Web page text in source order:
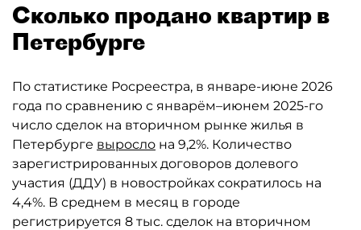
Сколько продано квартир в
Петербурге
По статистике Росреестра, в январе-июне 2026
года по сравнению с январём–июнем 2025-го
число сделок на вторичном рынке жилья в
Петербурге выросло на 9,2%. Количество
зарегистрированных договоров долевого
участия (ДДУ) в новостройках сократилось на
4,4%. В среднем в месяц в городе
регистрируется 8 тыс. сделок на вторичном